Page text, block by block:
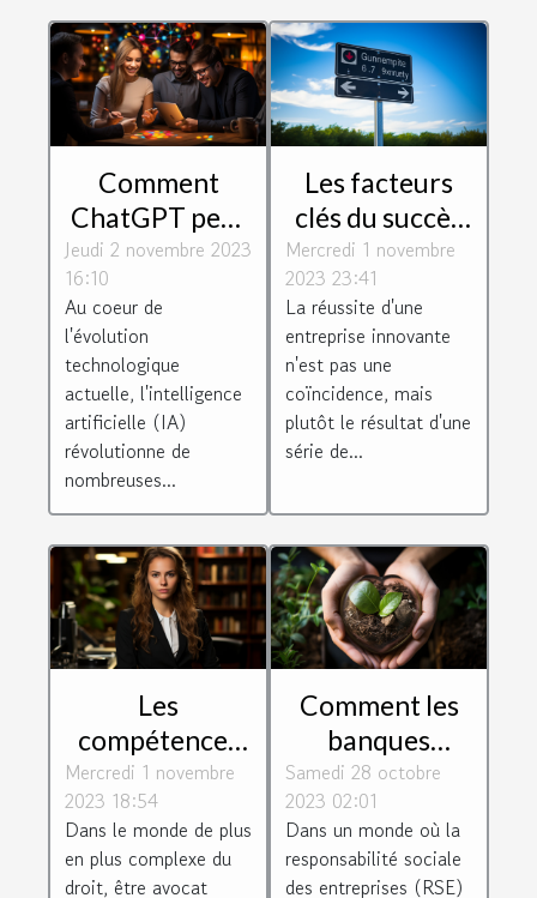
Comment
ChatGPT peut
dynamiser
votre relation
client
Jeudi 2 novembre 2023
16:10
Au coeur de
l'évolution
technologique
actuelle, l'intelligence
artificielle (IA)
révolutionne de
nombreuses...
Les facteurs
clés du succès
des entreprises
innovantes
Mercredi 1 novembre
2023 23:41
La réussite d'une
entreprise innovante
n'est pas une
coïncidence, mais
plutôt le résultat d'une
série de...
Les
compétences
essentielles
requises pour
être un avocat
efficace
Mercredi 1 novembre
2023 18:54
Dans le monde de plus
en plus complexe du
droit, être avocat
Comment les
banques
éthiques
soutiennent les
entrepreneurs
socialement
Samedi 28 octobre
2023 02:01
Dans un monde où la
responsabilité sociale
des entreprises (RSE)